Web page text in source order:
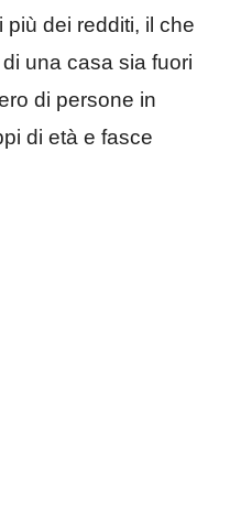
dei redditi, il che
una casa sia fuori
di persone in
di età e fasce